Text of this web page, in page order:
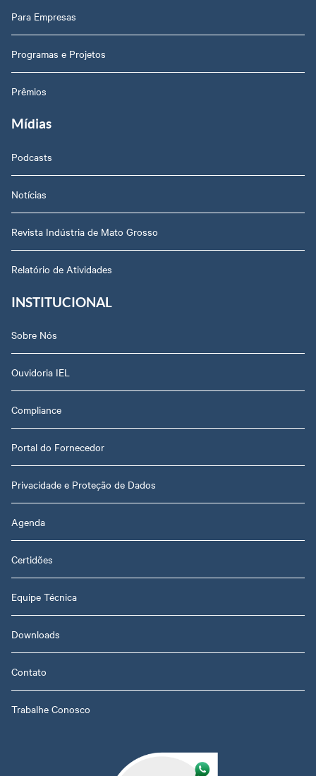
Para Empresas
Programas e Projetos
Prêmios
Mídias
Podcasts
Notícias
Revista Indústria de Mato Grosso
Relatório de Atividades
INSTITUCIONAL
Sobre Nós
Ouvidoria IEL
Compliance
Portal do Fornecedor
Privacidade e Proteção de Dados
Agenda
Certidões
Equipe Técnica
Downloads
Contato
Trabalhe Conosco